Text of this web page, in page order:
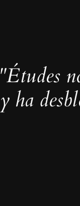
"Études
y ha